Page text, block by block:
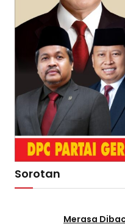
Sorotan
Merasa